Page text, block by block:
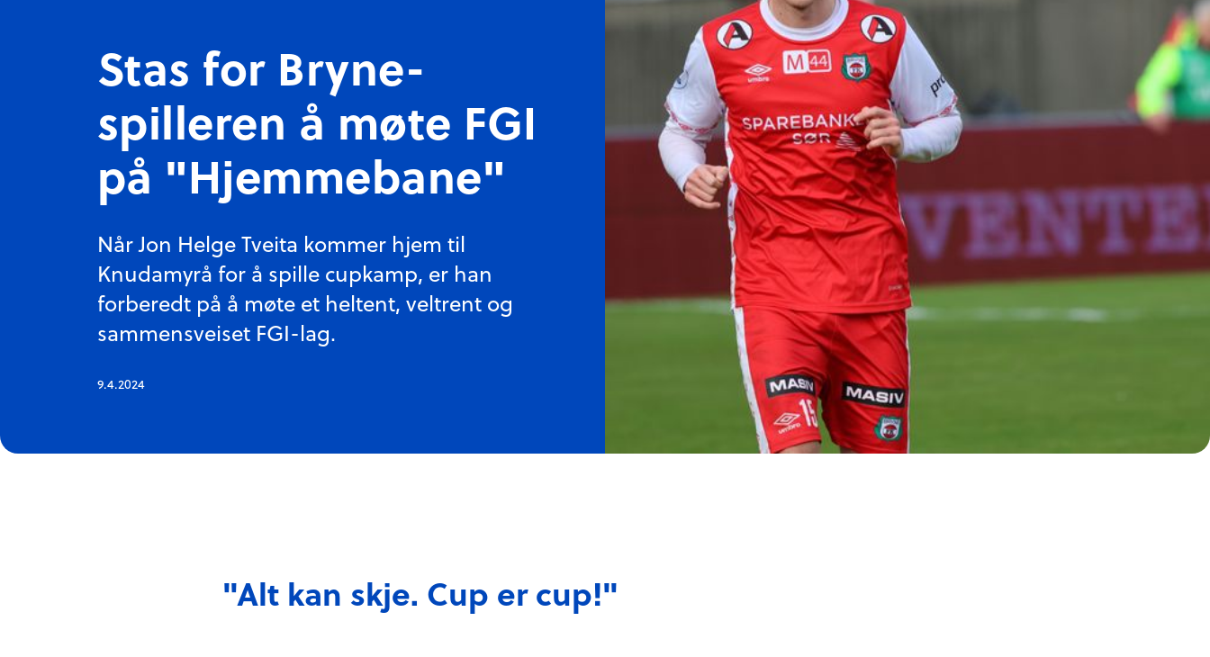
Stas for Bryne-
spilleren å møte FGI
på "Hjemmebane"
Når Jon Helge Tveita kommer hjem til
Knudamyrå for å spille cupkamp, er han
forberedt på å møte et heltent, veltrent og
sammensveiset FGI-lag.
9.4.2024
"Alt kan skje. Cup er cup!"